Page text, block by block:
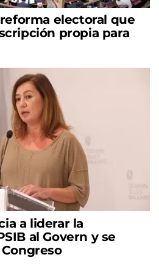
electoral que
propia para
a liderar la
al Govern y se